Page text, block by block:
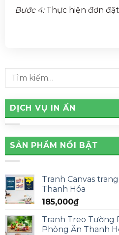
Bước 4:Thực hiện đơn
DỊCH VỤ IN ẤN
SẢN PHẨM NỔI BẬT
Tranh Canvas
Thanh Hóa
185,000₫
Tranh Treo Tường
Phòng Ăn Thanh